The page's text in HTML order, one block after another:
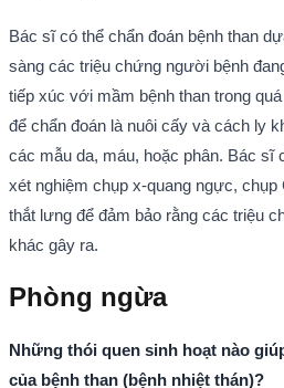
Bác sĩ có thể chẩn đoán bệnh than
sàng các triệu chứng người bệnh
tiếp xúc với mầm bệnh than trong
để chẩn đoán là nuôi cấy và cách ly
các mẫu da, máu, hoặc phân. Bác sĩ
xét nghiệm chụp x-quang ngực, chụp
thắt lưng để đảm bảo rằng các triệu
khác gây ra.
Phòng ngừa
Những thói quen sinh hoạt nào
của bệnh than (bệnh nhiệt thán)?